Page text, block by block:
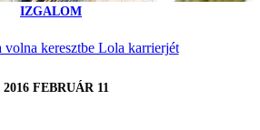
IZGALOM
volna keresztbe Lola karrierjét
2016 FEBRUÁR 11